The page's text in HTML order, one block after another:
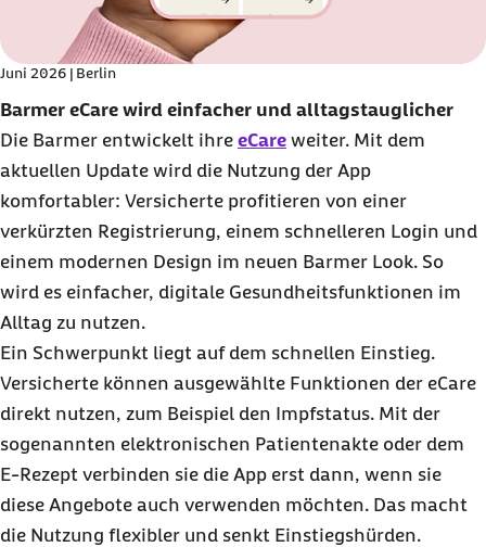
Juni 2026 | Berlin
Barmer eCare wird einfacher und alltagstauglicher
Die Barmer entwickelt ihre eCare weiter. Mit dem
aktuellen Update wird die Nutzung der App
komfortabler: Versicherte profitieren von einer
verkürzten Registrierung, einem schnelleren Login und
einem modernen Design im neuen Barmer Look. So
wird es einfacher, digitale Gesundheitsfunktionen im
Alltag zu nutzen.
Ein Schwerpunkt liegt auf dem schnellen Einstieg.
Versicherte können ausgewählte Funktionen der eCare
direkt nutzen, zum Beispiel den Impfstatus. Mit der
sogenannten elektronischen Patientenakte oder dem
E-Rezept verbinden sie die App erst dann, wenn sie
diese Angebote auch verwenden möchten. Das macht
die Nutzung flexibler und senkt Einstiegshürden.